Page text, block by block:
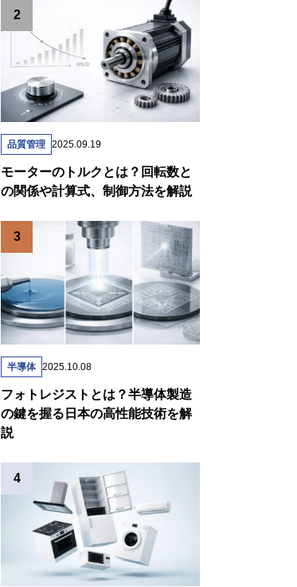
品質管理 2025.09.19
モーターのトルクとは？回転数と
の関係や計算式、制御方法を解説
半導体 2025.10.08
フォトレジストとは？半導体製造
の鍵を握る日本の高性能技術を解
説